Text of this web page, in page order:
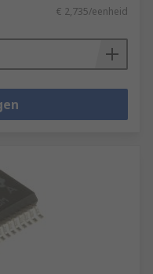
€ 2,735/eenheid